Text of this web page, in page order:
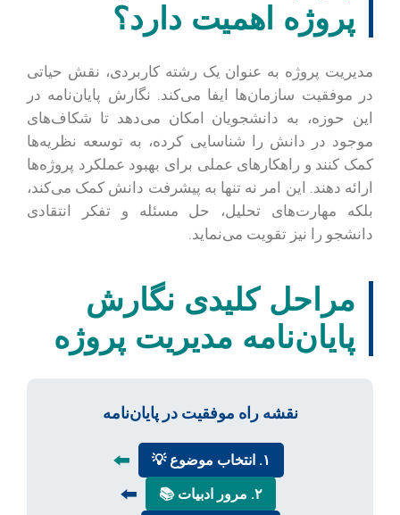
پروژه اهمیت دارد؟
مدیریت پروژه به عنوان یک رشته کاربردی، نقش حیاتی
در موفقیت سازمان‌ها ایفا می‌کند. نگارش پایان‌نامه در
این حوزه، به دانشجویان امکان می‌دهد تا شکاف‌های
موجود در دانش را شناسایی کرده، به توسعه نظریه‌ها
کمک کنند و راهکارهای عملی برای بهبود عملکرد پروژه‌ها
ارائه دهند. این امر نه تنها به پیشرفت دانش کمک می‌کند،
بلکه مهارت‌های تحلیل، حل مسئله و تفکر انتقادی
دانشجو را نیز تقویت می‌نماید.
مراحل کلیدی نگارش
پایان‌نامه مدیریت پروژه
نقشه راه موفقیت در پایان‌نامه
۱. انتخاب موضوع 💡 ⬅️
۲. مرور ادبیات 📚 ⬅️